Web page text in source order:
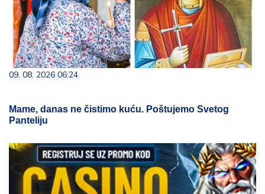
09. 08. 2026 06:24
Mame, danas ne čistimo kuću. Poštujemo Svetog
Panteliju